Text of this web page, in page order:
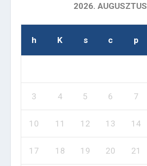
2026. AUGUSZTUS
h K s c p
3 4 5 6 7
10 11 12 13 14
17 18 19 20 21